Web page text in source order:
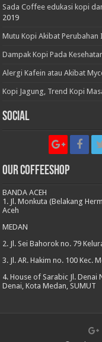
Sada Coffee edukasi kopi
2019
Mutu Kopi Akibat Perubahan
Dampak Kopi Pada
Alergi Kafein atau Akibat
Kopi Jagung, Trend Kopi
Social
Our CoffeeShop
BANDA ACEH
1. Jl. Monkuta (Belakang
Aceh
MEDAN
2. Jl. Sei Bahorok no. 79
3. Jl. AR. Hakim no. 100 Kec.
4. House of Sarabic Jl.
Denai, Kota Medan, SUMUT